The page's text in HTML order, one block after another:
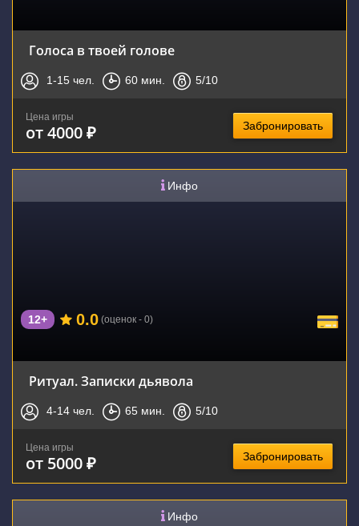
Голоса в твоей голове
1-15 чел. 60 мин. 5/10
Цена игры
от 4000 ₽ Забронировать
Инфо
12+ 0.0 (оценок - 0)
Ритуал. Записки дьявола
4-14 чел. 65 мин. 5/10
Цена игры
от 5000 ₽ Забронировать
Инфо